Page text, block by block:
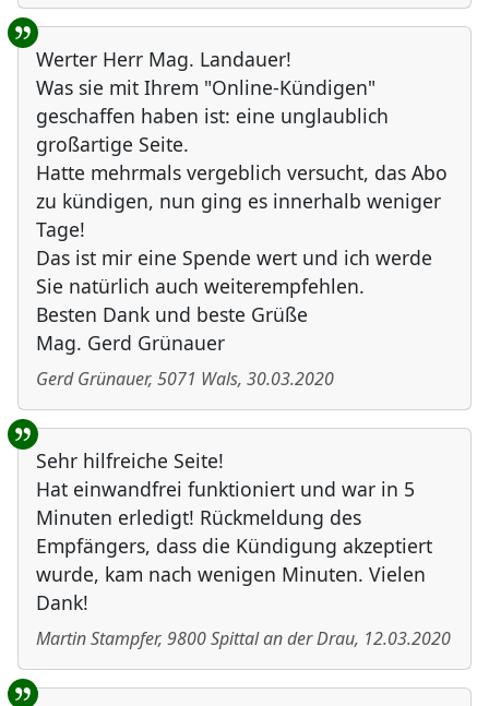
Werter Herr Mag. Landauer!
Was sie mit Ihrem "Online-Kündigen"
geschaffen haben ist: eine unglaublich
großartige Seite.
Hatte mehrmals vergeblich versucht, das Abo
zu kündigen, nun ging es innerhalb weniger
Tage!
Das ist mir eine Spende wert und ich werde
Sie natürlich auch weiterempfehlen.
Besten Dank und beste Grüße
Mag. Gerd Grünauer
Gerd Grünauer, 5071 Wals, 30.03.2020
Sehr hilfreiche Seite!
Hat einwandfrei funktioniert und war in 5
Minuten erledigt! Rückmeldung des
Empfängers, dass die Kündigung akzeptiert
wurde, kam nach wenigen Minuten. Vielen
Dank!
Martin Stampfer, 9800Spittal an der Drau, 12.03.2020